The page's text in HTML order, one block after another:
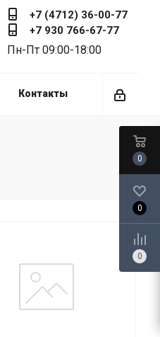
+7 (4712) 36-00-77
+7 930 766-67-77
Пн-Пт 09:00-18:00
Контакты
0
0
0